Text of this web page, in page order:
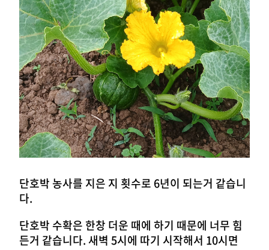
단호박 농사를 지은 지 횟수로 6년이 되는거 같습니
다.
단호박 수확은 한창 더운 때에 하기 때문에 너무 힘
든거 같습니다. 새벽 5시에 따기 시작해서 10시면